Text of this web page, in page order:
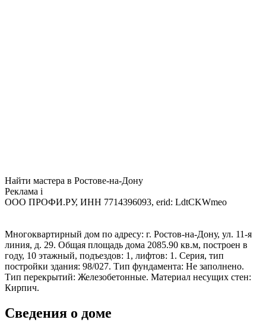
Найти мастера в Ростове-на-Дону
Реклама i
ООО ПРОФИ.РУ, ИНН 7714396093, erid: LdtCKWmeo
Многоквартирный дом по адресу: г. Ростов-на-Дону, ул. 11-я
линия, д. 29. Общая площадь дома 2085.90 кв.м, построен в
году, 10 этажный, подъездов: 1, лифтов: 1. Серия, тип
постройки здания: 98/027. Тип фундамента: Не заполнено.
Тип перекрытий: Железобетонные. Материал несущих стен:
Кирпич.
Сведения о доме